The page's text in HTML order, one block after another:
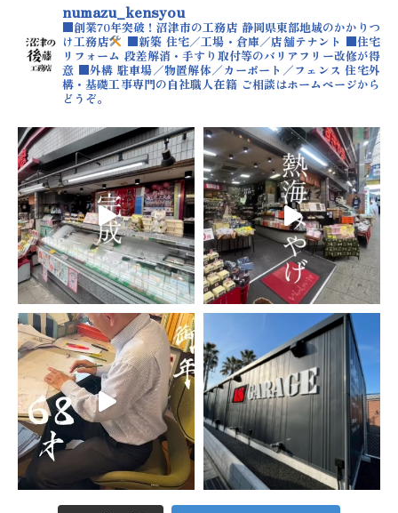
numazu_kensyou
■創業70年突破！沼津市の工務店 静岡県東部地域のかかりつ
け工務店
■新築 住宅／工場・倉庫／店舗テナント ■住宅
リフォーム 段差解消・手すり取付等のバリアフリー改修が得
意 ■外構 駐車場／物置解体／カーポート／フェンス 住宅外
構・基礎工事専門の自社職人在籍ご相談はホームページから
どうぞ。